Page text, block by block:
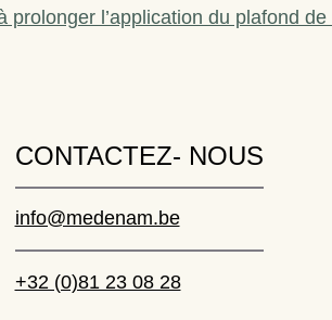
prolonger l’application du plafond
CONTACTEZ- NOUS
info@medenam.be
+32 (0)81 23 08 28